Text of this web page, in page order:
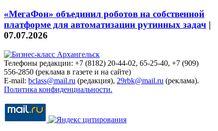
«МегаФон» объединил роботов на собственной
платформе для автоматизации рутинных задач |
07.07.2026
Телефоны редакции: +7 (8182) 20-44-02, 65-25-40, +7 (909)
556-2850 (реклама в газете и на сайте)
E-mail: bclass@mail.ru (редакция), 29rbk@mail.ru (реклама).
Политика конфиденциальности.